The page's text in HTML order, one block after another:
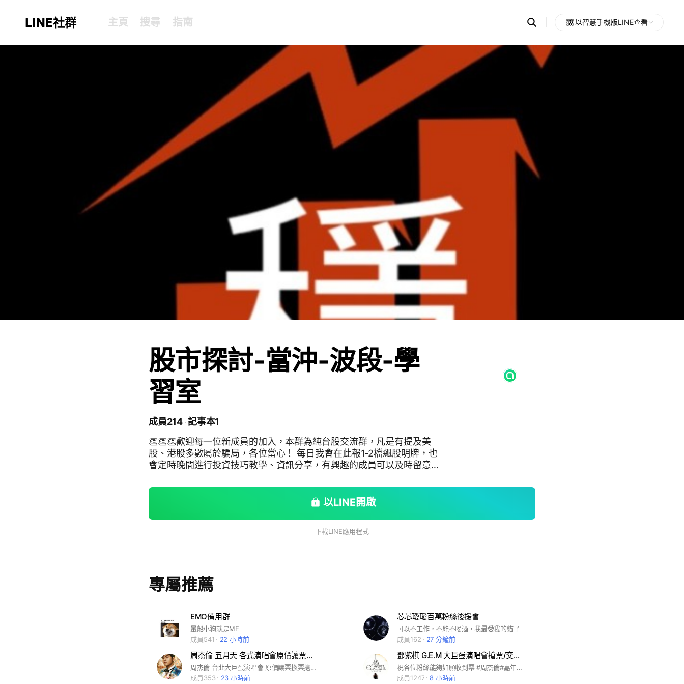
LINE社群 主頁 搜尋 指南 Search
OpenChats
messages
search
area
以智慧手機版LINE查看
股市探討-當沖-波段-學
習室
成員214 記事本1
👏👏👏歡迎每一位新成員的加入，本群為純台股交流群，凡是有提及美
股、港股多數屬於騙局，各位當心！ 每日我會在此報1-2檔飆股明牌，也
會定時晚間進行投資技巧教學、資訊分享，有興趣的成員可以及時留意群
水平。 本群🈲️黃🈲️暴力🈲️廣告，一經發現，立馬踢出。也歡迎大家相互監
督舉報，凡是舉報者都有漲停明牌獎勵！ 因緣分大家相聚於此，希望大家
以LINE開啟
下載LINE應用程式
專屬推薦
EMO備用群
暈船小狗就是ME
成員541
22 小時前
芯芯璦璦百萬粉絲後援會
可以不工作，不能不喝酒，我最愛我的貓了
成員162
27 分鐘前
周杰倫 五月天 各式演唱會原價讓票換票搶票徵票/瘦身.減醣168.減脂.減重.降體脂.討論分享交流群
周杰倫 台北大巨蛋演唱會 原價讓票換票搶票徵票/瘦身.減醣168.減脂.減重.降體脂.討論分享交流群
成員353
23 小時前
鄧紫棋 G.E.M 大巨蛋演唱會搶票/交流互助群
祝各位粉絲能夠如願收到票 #周杰倫#嘉年華#演唱會
成員1247
8 小時前